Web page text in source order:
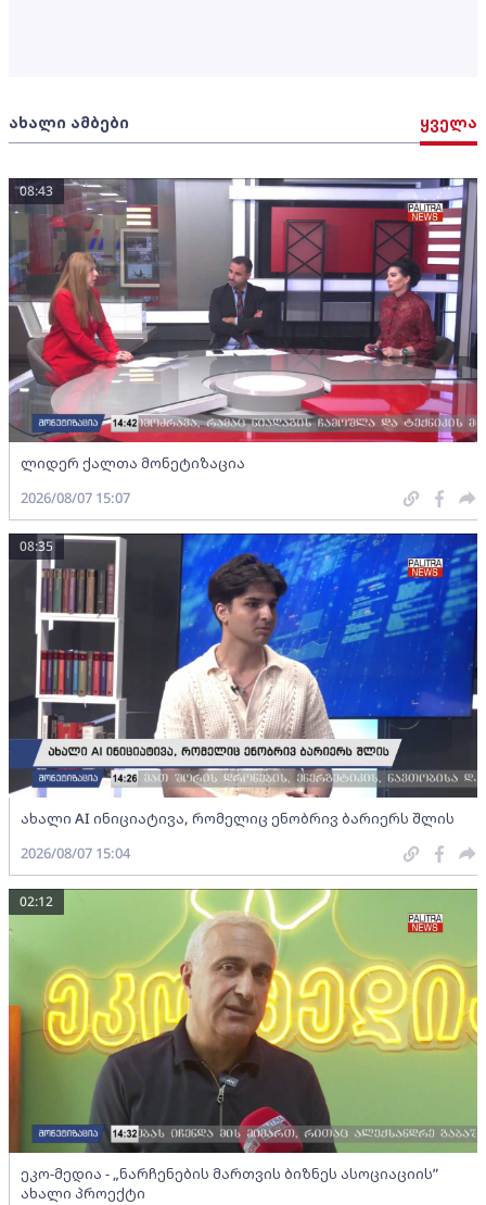
ახალი ამბები ყველა
ლიდერ ქალთა მონეტიზაცია
08:43
2026/08/07 15:07
ახალი AI ინიციატივა, რომელიც ენობრივ ბარიერს შლის
08:35
2026/08/07 15:04
ეკო-მედია - „ნარჩენების მართვის ბიზნეს ასოციაციის”
ახალი პროექტი
02:12